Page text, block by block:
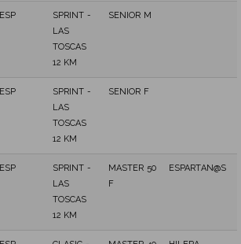
ESP
SPRINT -
LAS
TOSCAS
12 KM
SENIOR M
ESP
SPRINT -
LAS
TOSCAS
12 KM
SENIOR F
ESP
SPRINT -
LAS
TOSCAS
12 KM
MASTER 50
F
ESPARTAN@S